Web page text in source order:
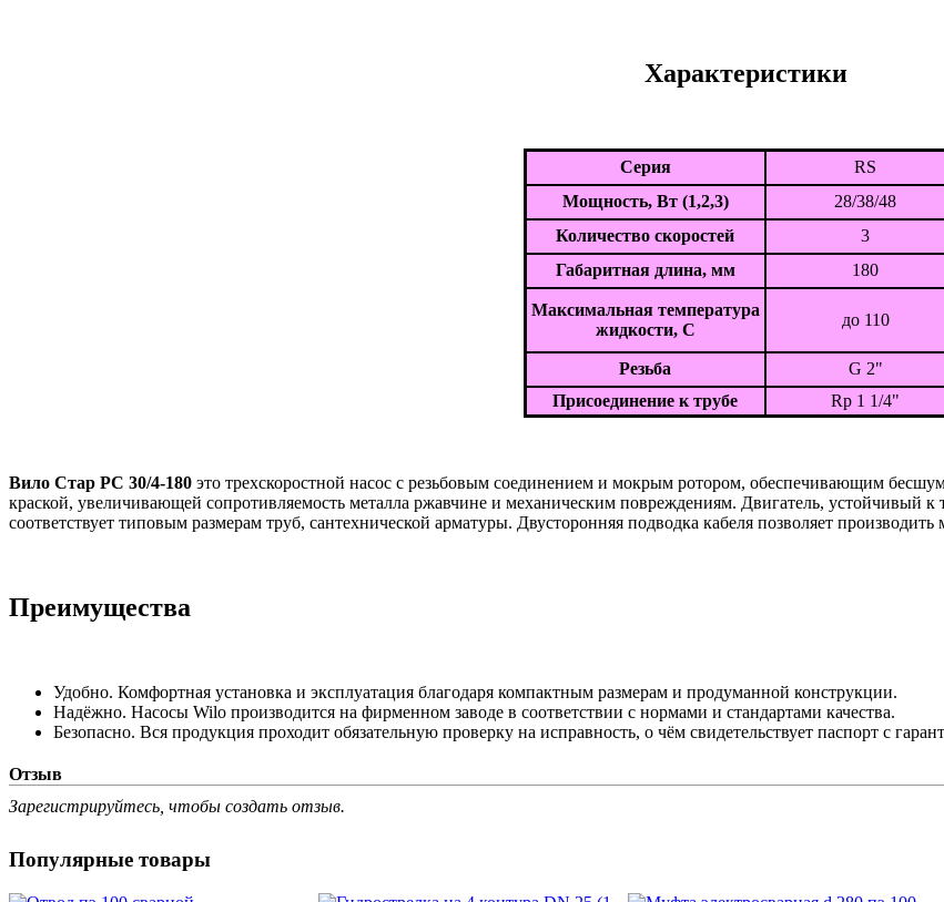
Характеристики
Серия
RS
Мощность, Вт (1,2,3)
28/38/48
Количество скоростей
3
Габаритная длина, мм
180
Максимальная температура
жидкости, С
до 110
Резьба
G 2"
Присоединение к трубе
Rp 1 1/4"
Вило Стар РС 30/4-180 это трехскоростной насос с резьбовым соединением и мокрым ротором, обеспечивающим
краской, увеличивающей сопротивляемость металла ржавчине и механическим повреждениям. Двигатель, устойчивый к
соответствует типовым размерам труб, сантехнической арматуры. Двусторонняя подводка кабеля позволяет
Преимущества
Удобно. Комфортная установка и эксплуатация благодаря компактным размерам и продуманной конструкции.
Надёжно. Насосы Wilo производится на фирменном заводе в соответствии с нормами и стандартами качества.
Безопасно. Вся продукция проходит обязательную проверку на исправность, о чём свидетельствует паспорт с
Отзыв
Зарегистрируйтесь, чтобы создать отзыв.
Популярные товары